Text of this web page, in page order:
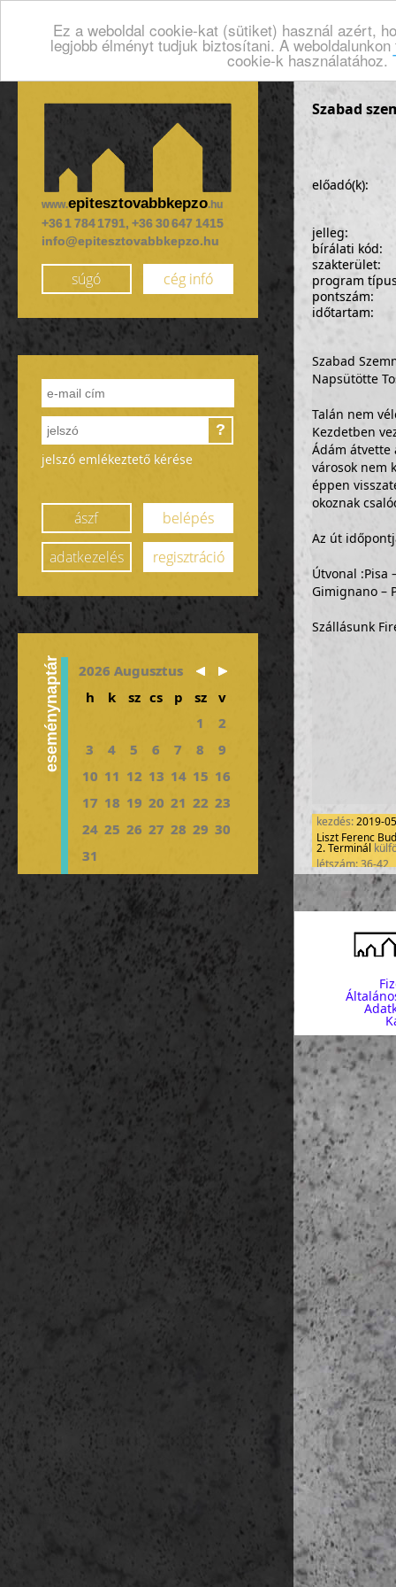
Ez a weboldal cookie-kat (sütiket) használ azért,
legjobb élményt tudjuk biztosítani. A
cookie-k használatához.
www.epitesztovabbkepzo.hu
+36 1 784 1791, +36 30 647 1415
info@epitesztovabbkepzo.hu
súgó cég infó
?
jelszó emlékeztető kérése
ászf
belépés
adatkezelés
regisztráció
eseménynaptár
2026 Augusztus
h
k sz cs p sz
v
1
2
3
4 5 6 7 8
9
10 11 12 13 14 15 16
17 18 19 20 21 22 23
24 25 26 27 28 29 30
31
Szabad
előadó(k):
jelleg:
bírálati kód:
szakterület:
program
pontszám:
időtartam:
Szabad
Napsütötte
Talán nem
Kezdetben
Ádám átvette
városok nem
éppen
okoznak
Az út
Útvonal :Pisa
Gimignano –
Szállásunk
kezdés:2019-
Liszt Ferenc
2. Terminál
létszám: 36-42